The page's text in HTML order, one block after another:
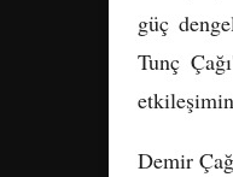
güç
Tunç
Demir